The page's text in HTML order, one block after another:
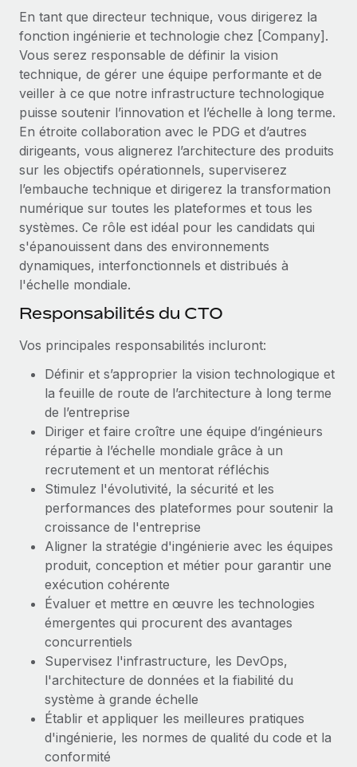
dans le monde entier
Création d’entité
Établissez des entités rapidement et en toute
conformité
Mobilité et déménagement international
Organisez facilement le déménagement de vos
employés
Avantages sociaux
Gérez facilement les avantages sociaux
Taxes
Explorer le blog
BLOG
Mises à jour des produits de Remote :
Intégrations Gusto et Xero et Gestion des
freelances Plus
Remote a toujours pour mission d'aider les entreprises de
toute taille à embaucher, gérer et payer...
En savoir plus
Comment Phiture gère ses 55 employés
croissance mobile internationale, encourage les...
En savoir plus
En tant que directeur technique, vous dirigerez la
fonction ingénierie et technologie chez [Company].
Vous serez responsable de définir la vision
technique, de gérer une équipe performante et de
veiller à ce que notre infrastructure technologique
puisse soutenir l’innovation et l’échelle à long terme.
En étroite collaboration avec le PDG et d’autres
dirigeants, vous alignerez l’architecture des produits
sur les objectifs opérationnels, superviserez
l’embauche technique et dirigerez la transformation
numérique sur toutes les plateformes et tous les
systèmes. Ce rôle est idéal pour les candidats qui
s'épanouissent dans des environnements
dynamiques, interfonctionnels et distribués à
l'échelle mondiale.
Responsabilités du CTO
Vos principales responsabilités incluront:
Définir et s’approprier la vision technologique et
la feuille de route de l’architecture à long terme
de l’entreprise
Diriger et faire croître une équipe d’ingénieurs
répartie à l’échelle mondiale grâce à un
recrutement et un mentorat réfléchis
Stimulez l'évolutivité, la sécurité et les
performances des plateformes pour soutenir la
croissance de l'entreprise
Aligner la stratégie d'ingénierie avec les équipes
produit, conception et métier pour garantir une
exécution cohérente
Évaluer et mettre en œuvre les technologies
émergentes qui procurent des avantages
concurrentiels
Supervisez l'infrastructure, les DevOps,
l'architecture de données et la fiabilité du
système à grande échelle
Établir et appliquer les meilleures pratiques
d'ingénierie, les normes de qualité du code et la
conformité